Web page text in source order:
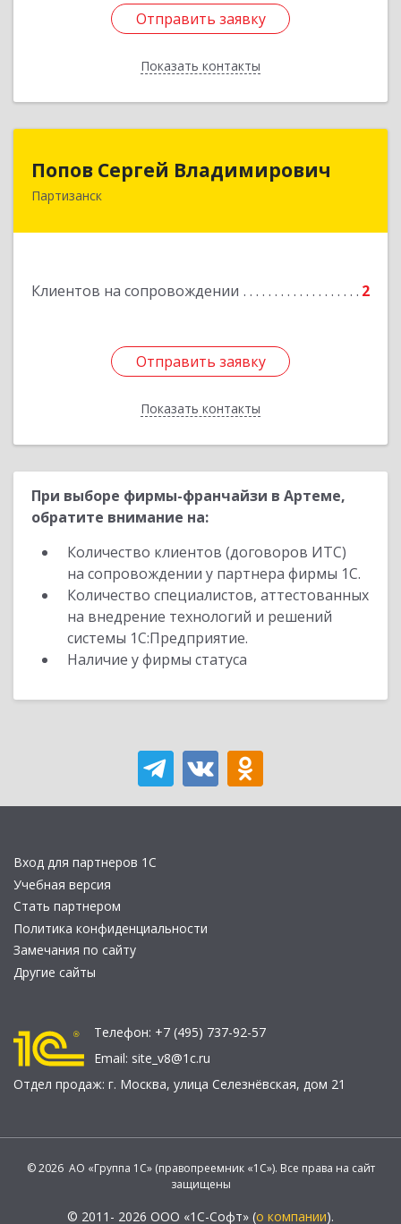
Отправить заявку
Показать контакты
Отправить заявку
Назад
Попов Сергей Владимирович
Партизанск
Клиентов на сопровождении 2
Отправить заявку
Показать контакты
Попов Сергей Владимирович
692922, Приморский край, г. Находка, ул.
Отправить заявку
Назад
При выборе фирмы-франчайзи в Артеме,
обратите внимание на:
Количество клиентов (договоров ИТС)
на сопровождении у партнера фирмы 1С.
Количество специалистов, аттестованных
на внедрение технологий и решений
системы 1С:Предприятие.
Наличие у фирмы статуса
Вход для партнеров 1С
Учебная версия
Стать партнером
Политика конфиденциальности
Замечания по сайту
Другие сайты
Телефон: +7 (495) 737-92-57
Email: site_v8@1c.ru
Отдел продаж: г. Москва, улица Селезнёвская, дом 21
© 2026 АО «Группа 1С» (правопреемник «1С»). Все права на сайт
защищены
© 2011- 2026 ООО «1С-Софт» (о компании).